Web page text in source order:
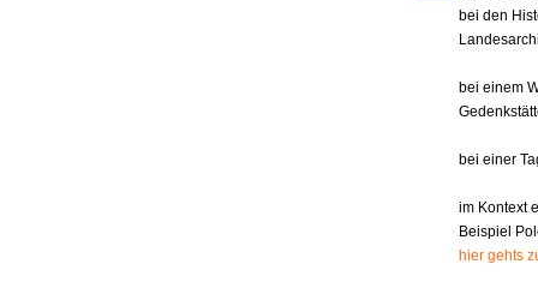
bei den
bei einem
bei einer
im Kontext
Beispiel
hier gehts